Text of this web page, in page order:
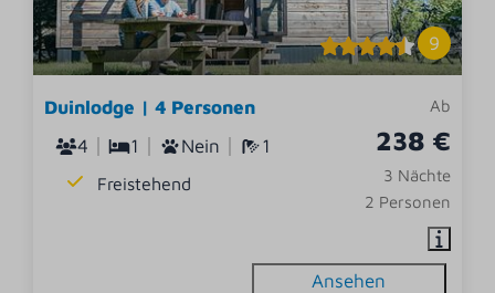
9
Ab
238 €
3 Nächte
2 Personen
Duinlodge | 4 Personen
4
1 Nein 1
Freistehend
Ansehen